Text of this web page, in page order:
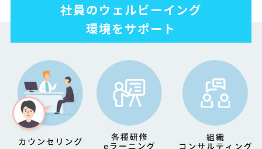
社員のウェルビーイング
環境をサポート